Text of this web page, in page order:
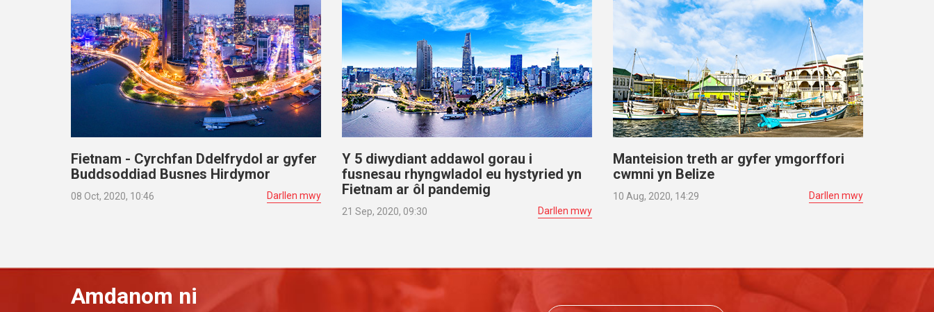
Fietnam - Cyrchfan Ddelfrydol ar gyfer
Buddsoddiad Busnes Hirdymor
08 Oct, 2020, 10:46 Darllen mwy
Y 5 diwydiant addawol gorau i
fusnesau rhyngwladol eu hystyried yn
Fietnam ar ôl pandemig
21 Sep, 2020, 09:30 Darllen mwy
Manteision treth ar gyfer ymgorffori
cwmni yn Belize
10 Aug, 2020, 14:29 Darllen mwy
Amdanom ni